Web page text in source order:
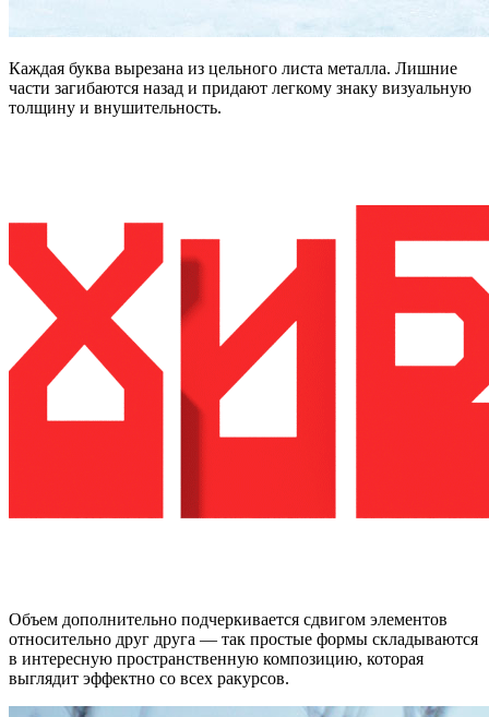
Каждая буква вырезана из цельного листа металла. Лишние
части загибаются назад и придают легкому знаку визуальную
толщину и внушительность.
Объем дополнительно подчеркивается сдвигом элементов
относительно друг друга — так простые формы складываются
в интересную пространственную композицию, которая
выглядит эффектно со всех ракурсов.